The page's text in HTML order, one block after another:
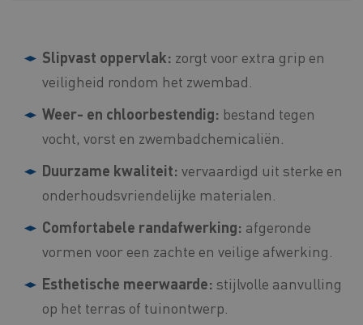
Slipvast oppervlak: zorgt voor extra grip en
veiligheid rondom het zwembad.
Weer- en chloorbestendig: bestand tegen
vocht, vorst en zwembadchemicaliën.
Duurzame kwaliteit: vervaardigd uit sterke en
onderhoudsvriendelijke materialen.
Comfortabele randafwerking: afgeronde
vormen voor een zachte en veilige afwerking.
Esthetische meerwaarde: stijlvolle aanvulling
op het terras of tuinontwerp.